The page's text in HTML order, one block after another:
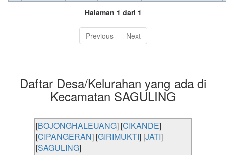
Halaman 1 dari 1
Previous Next
Daftar Desa/Kelurahan yang ada di
Kecamatan SAGULING
[BOJONGHALEUANG] [CIKANDE]
[CIPANGERAN] [GIRIMUKTI] [JATI]
[SAGULING]